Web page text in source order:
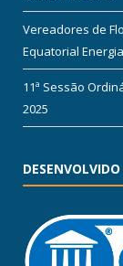
Vereadores de
Equatorial Energia
11ª Sessão
2025